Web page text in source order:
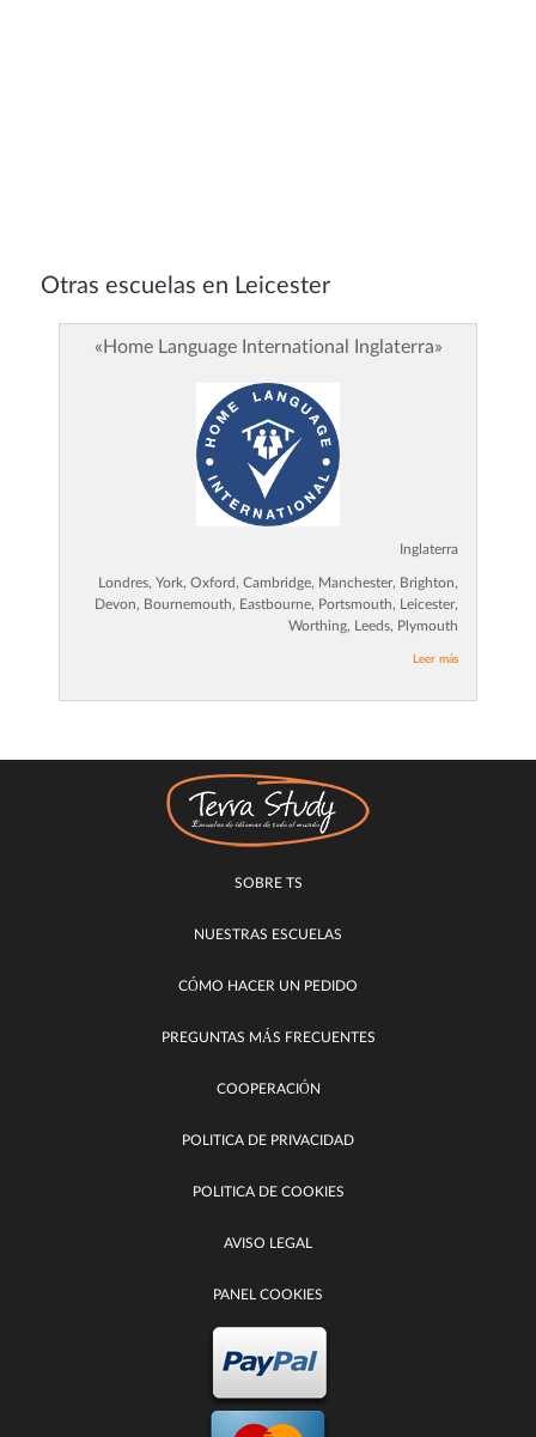
Otras escuelas en Leicester
«Home Language International Inglaterra»
Inglaterra
Londres, York, Oxford, Cambridge, Manchester, Brighton,
Devon, Bournemouth, Eastbourne, Portsmouth, Leicester,
Worthing, Leeds, Plymouth
Leer más
SOBRE TS
NUESTRAS ESCUELAS
CÓMO HACER UN PEDIDO
PREGUNTAS MÁS FRECUENTES
COOPERACIÓN
POLITICA DE PRIVACIDAD
POLITICA DE COOKIES
AVISO LEGAL
PANEL COOKIES